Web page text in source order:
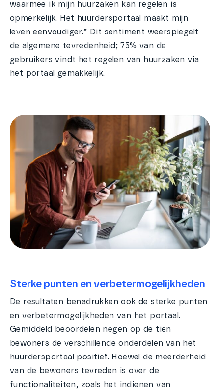
waarmee ik mijn huurzaken kan regelen is
opmerkelijk. Het huurdersportaal maakt mijn
leven eenvoudiger.” Dit sentiment weerspiegelt
de algemene tevredenheid; 75% van de
gebruikers vindt het regelen van huurzaken via
het portaal gemakkelijk.
Sterke punten en verbetermogelijkheden
De resultaten benadrukken ook de sterke punten
en verbetermogelijkheden van het portaal.
Gemiddeld beoordelen negen op de tien
bewoners de verschillende onderdelen van het
huurdersportaal positief. Hoewel de meerderheid
van de bewoners tevreden is over de
functionaliteiten, zoals het indienen van